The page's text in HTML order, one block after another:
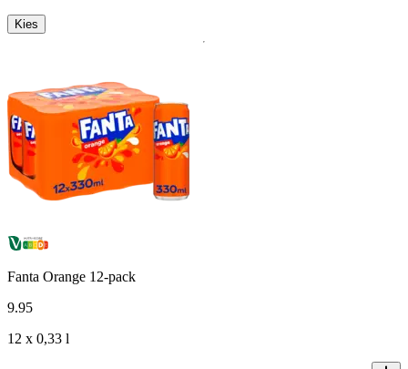
Kies
Fanta Orange 12-pack
9.95
12 x 0,33 l